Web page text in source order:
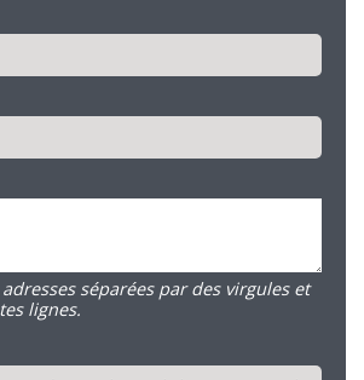
séparées par des virgules et
lignes.